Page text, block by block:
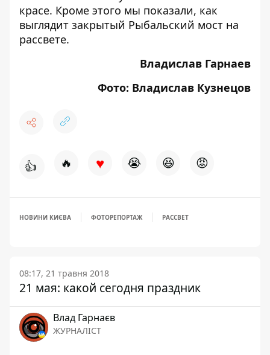
красе. Кроме этого мы показали, как
выглядит закрытый Рыбальский мост на
рассвете.
Владислав Гарнаев
Фото: Владислав Кузнецов
👍 🔥 ♥ 😭 😆 😡
НОВИНИ КИЄВА ФОТОРЕПОРТАЖ РАССВЕТ
08:17, 21 травня 2018
21 мая: какой сегодня праздник
Влад Гарнаєв
ЖУРНАЛІСТ